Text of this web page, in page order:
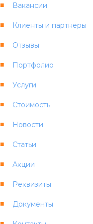
Вакансии
Клиенты и партнеры
Отзывы
Портфолио
Услуги
Стоимость
Новости
Статьи
Акции
Реквизиты
Документы